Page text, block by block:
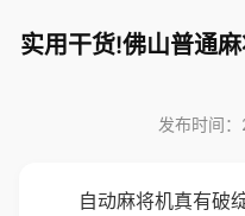
实用干货!佛山普通
发布时间
自动麻将机真有破